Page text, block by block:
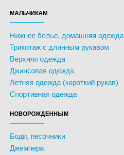
МАЛЬЧИКАМ
Нижнее белье, домашняя одежда
Трикотаж с длинным рукавом
Верхняя одежда
Джинсовая одежда
Летняя одежда (короткий рукав)
Спортивная одежда
НОВОРОЖДЕННЫМ
Боди, песочники
Джемпера